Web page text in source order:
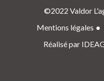
©2022 Valdor
Mentions légales
Réalisé par